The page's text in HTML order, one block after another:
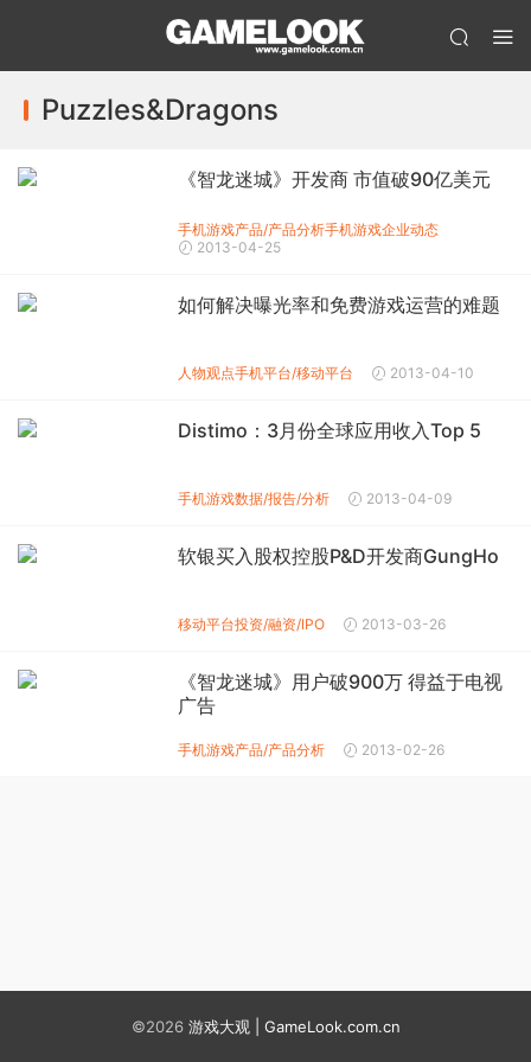
Puzzles&Dragons
《智龙迷城》开发商 市值破90亿美元
手机游戏产品/产品分析手机游戏企业动态
2013-04-25
如何解决曝光率和免费游戏运营的难题
人物观点手机平台/移动平台 2013-04-10
Distimo：3月份全球应用收入Top 5
手机游戏数据/报告/分析 2013-04-09
软银买入股权控股P&D开发商GungHo
移动平台投资/融资/IPO 2013-03-26
《智龙迷城》用户破900万 得益于电视
广告
手机游戏产品/产品分析 2013-02-26
©2026 游戏大观 | GameLook.com.cn